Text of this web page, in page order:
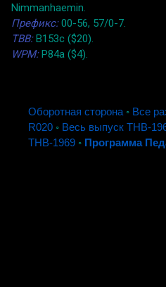
Nimmanhaemin.
Префикс:00-56, 57/0-7.
TBB:B153c ($20).
WPM:P84a ($4).
Оборотная сторона◦ Все
R020 ◦ Весь выпуск THB-
THB-1969 ◦ Программа